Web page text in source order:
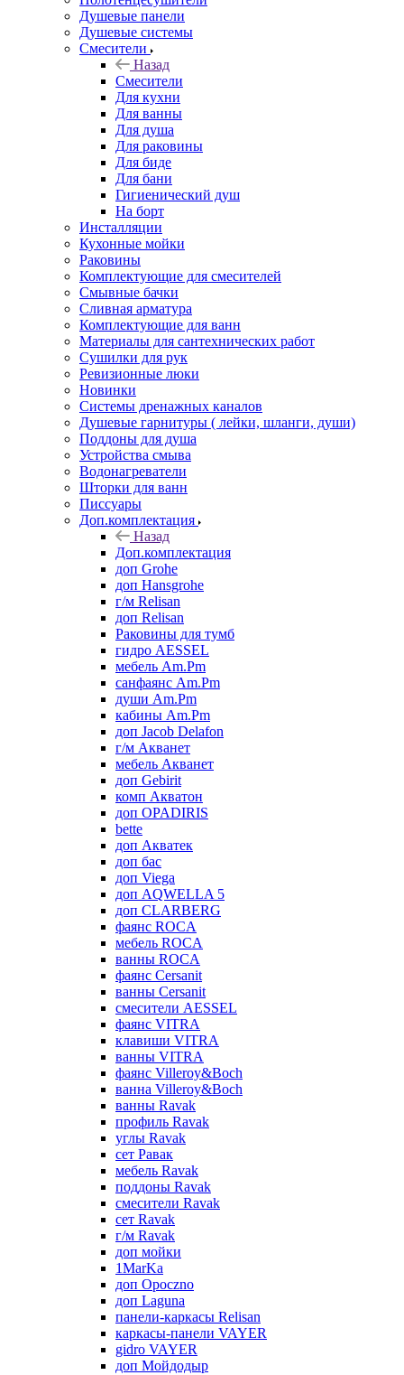
Душевые панели
Душевые системы
Смесители
Назад
Смесители
Для кухни
Для ванны
Для душа
Для раковины
Для биде
Для бани
Гигиенический душ
На борт
Инсталляции
Кухонные мойки
Раковины
Комплектующие для смесителей
Смывные бачки
Сливная арматура
Комплектующие для ванн
Материалы для сантехнических работ
Сушилки для рук
Ревизионные люки
Новинки
Системы дренажных каналов
Душевые гарнитуры ( лейки, шланги, души)
Поддоны для душа
Устройства смыва
Водонагреватели
Шторки для ванн
Писсуары
Доп.комплектация
Назад
Доп.комплектация
доп Grohe
доп Hansgrohe
г/м Relisan
доп Relisan
Раковины для тумб
гидро AESSEL
мебель Am.Pm
санфаянс Am.Pm
души Am.Pm
кабины Am.Pm
доп Jacob Delafon
г/м Акванет
мебель Акванет
доп Gebirit
комп Акватон
доп OPADIRIS
bette
доп Акватек
доп бас
доп Viega
доп AQWELLA 5
доп CLARBERG
фаянс ROCA
мебель ROCA
ванны ROCA
фаянс Cersanit
ванны Cersanit
смесители AESSEL
фаянс VITRA
клавиши VITRA
ванны VITRA
фаянс Villeroy&Boch
ванна Villeroy&Boch
ванны Ravak
профиль Ravak
углы Ravak
сет Равак
мебель Ravak
поддоны Ravak
смесители Ravak
сет Ravak
г/м Ravak
доп мойки
1MarKa
доп Opoczno
доп Laguna
панели-каркасы Relisan
каркасы-панели VAYER
gidro VAYER
доп Мойдодыр